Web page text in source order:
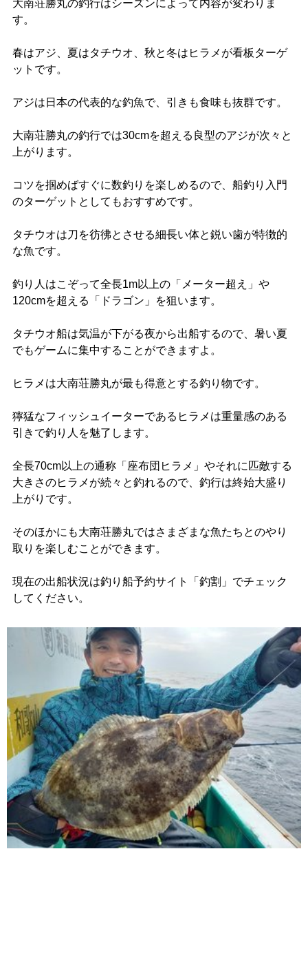
大南荘勝丸の釣行はシーズンによって内容が変わりま
す。
春はアジ、夏はタチウオ、秋と冬はヒラメが看板ターゲ
ットです。
アジは日本の代表的な釣魚で、引きも食味も抜群です。
大南荘勝丸の釣行では30cmを超える良型のアジが次々と
上がります。
コツを掴めばすぐに数釣りを楽しめるので、船釣り入門
のターゲットとしてもおすすめです。
タチウオは刀を彷彿とさせる細長い体と鋭い歯が特徴的
な魚です。
釣り人はこぞって全長1m以上の「メーター超え」や
120cmを超える「ドラゴン」を狙います。
タチウオ船は気温が下がる夜から出船するので、暑い夏
でもゲームに集中することができますよ。
ヒラメは大南荘勝丸が最も得意とする釣り物です。
獰猛なフィッシュイーターであるヒラメは重量感のある
引きで釣り人を魅了します。
全長70cm以上の通称「座布団ヒラメ」やそれに匹敵する
大きさのヒラメが続々と釣れるので、釣行は終始大盛り
上がりです。
そのほかにも大南荘勝丸ではさまざまな魚たちとのやり
取りを楽しむことができます。
現在の出船状況は釣り船予約サイト「釣割」でチェック
してください。